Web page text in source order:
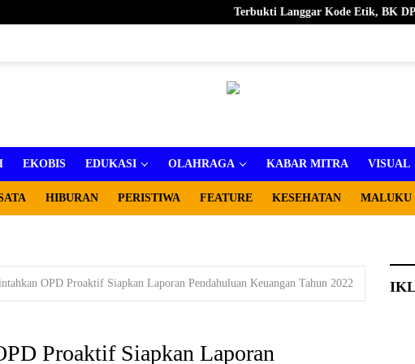
Terbukti Langgar Kode Etik, BK DPRD
EKOBIS EDUKASI OLAHRAGA KABAR MITRA VISUAL
HIBURAN PERISTIWA FEATURE KESEHATAN MALUKU
OPD Proaktif Siapkan Laporan Pendahuluan Keuangan Tahun 2022
Proaktif Siapkan Laporan